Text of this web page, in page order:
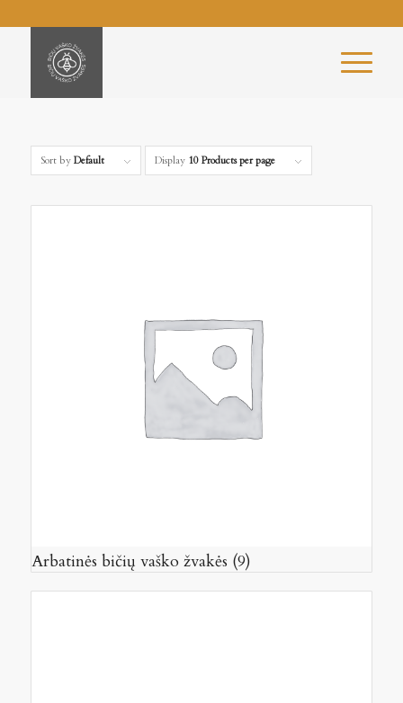
Sort by Default Display 10 Products per page
Arbatinės bičių vaško žvakės (9)